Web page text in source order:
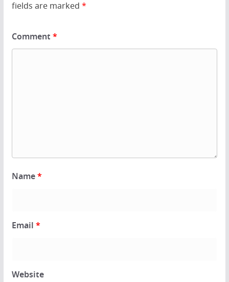
fields are marked *
Comment *
Name*
Email *
Website